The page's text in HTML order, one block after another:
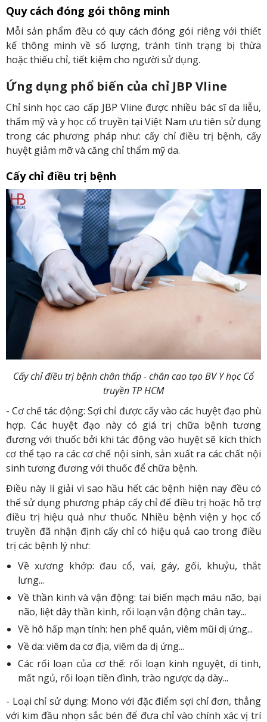
Quy cách đóng gói thông minh
Mỗi sản phẩm đều có quy cách đóng gói riêng với thiết
kế thông minh về số lượng, tránh tình trạng bị thừa
hoặc thiếu chỉ, tiết kiệm cho người sử dụng.
Ứng dụng phổ biến của chỉ JBP Vline
Chỉ sinh học cao cấp JBP Vline được nhiều bác sĩ da liễu,
thẩm mỹ và y học cổ truyền tại Việt Nam ưu tiên sử dụng
trong các phương pháp như: cấy chỉ điều trị bệnh, cấy
huyệt giảm mỡ và căng chỉ thẩm mỹ da.
Cấy chỉ điều trị bệnh
Cấy chỉ điều trị bệnh chân thấp - chân cao tạo BV Y học Cổ
truyền TP HCM
- Cơ chế tác động: Sợi chỉ được cấy vào các huyệt đạo phù
hợp. Các huyệt đạo này có giá trị chữa bệnh tương
đương với thuốc bởi khi tác động vào huyệt sẽ kích thích
cơ thể tạo ra các cơ chế nội sinh, sản xuất ra các chất nội
sinh tương đương với thuốc để chữa bệnh.
Điều này lí giải vì sao hầu hết các bệnh hiện nay đều có
thể sử dụng phương pháp cấy chỉ để điều trị hoặc hỗ trợ
điều trị hiệu quả như thuốc. Nhiều bệnh viện y học cổ
truyền đã nhận định cấy chỉ có hiệu quả cao trong điều
trị các bệnh lý như:
Về xương khớp: đau cổ, vai, gáy, gối, khuỷu, thắt
lưng...
Về thần kinh và vận động: tai biến mạch máu não, bại
não, liệt dây thần kinh, rối loạn vận động chân tay...
Về hô hấp mạn tính: hen phế quản, viêm mũi dị ứng...
Về da: viêm da cơ địa, viêm da dị ứng...
Các rối loạn của cơ thể: rối loạn kinh nguyệt, di tinh,
mất ngủ, rối loạn tiền đình, trào ngược dạ dày...
- Loại chỉ sử dụng: Mono với đặc điểm sợi chỉ đơn, thẳng
với kim đầu nhọn sắc bén để đưa chỉ vào chính xác vị trí